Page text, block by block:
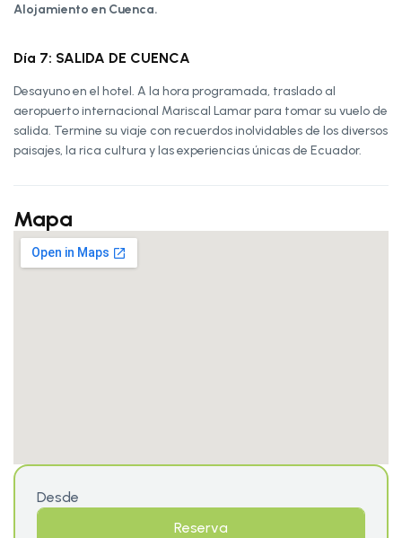
Alojamiento en Cuenca.
Día 7: SALIDA DE CUENCA
Desayuno en el hotel. A la hora programada, traslado al
aeropuerto internacional Mariscal Lamar para tomar su vuelo de
salida. Termine su viaje con recuerdos inolvidables de los diversos
paisajes, la rica cultura y las experiencias únicas de Ecuador.
Mapa
Desde
Reserva